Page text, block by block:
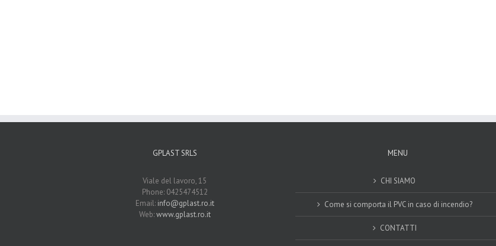
GPLAST SRLS
Viale del lavoro, 15
Phone: 0425474512
Email: info@gplast.ro.it
Web:www.gplast.ro.it
MENU
CHI SIAMO
Come si comporta il PVC in caso di incendio?
CONTATTI